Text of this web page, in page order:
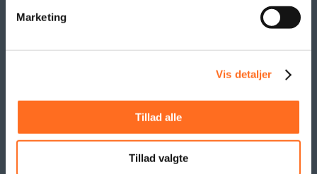
Marketing
Vis detaljer
Tillad alle
Tillad valgte